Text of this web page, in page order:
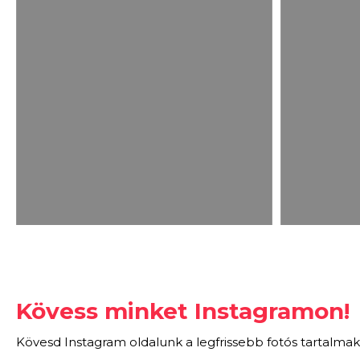
Kövess minket Instagramon!
Kövesd Instagram oldalunk a legfrissebb fotós